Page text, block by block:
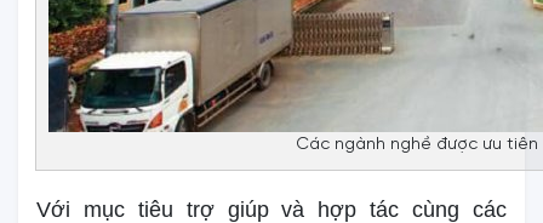
Các ngành nghề được ưu
Với mục tiêu trợ giúp và hợp tác cùng các